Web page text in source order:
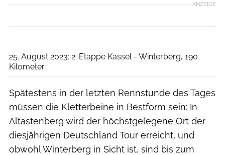
ANZEIGE
25. August 2023: 2. Etappe Kassel - Winterberg, 190
Kilometer
Spätestens in der letzten Rennstunde des Tages
müssen die Kletterbeine in Bestform sein: In
Altastenberg wird der höchstgelegene Ort der
diesjährigen Deutschland Tour erreicht, und
obwohl Winterberg in Sicht ist, sind bis zum